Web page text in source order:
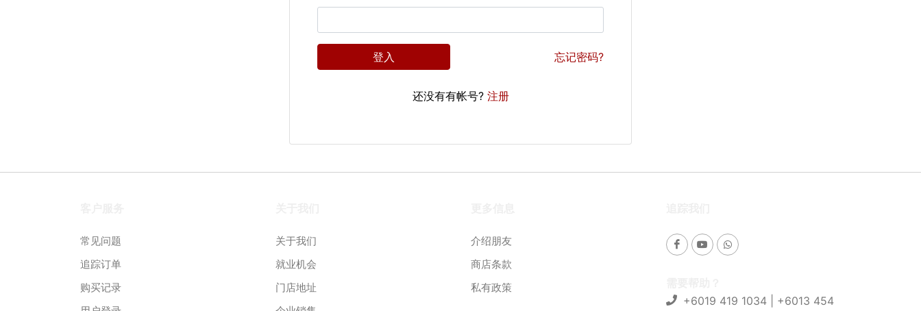
登入 忘记密码?
还没有有帐号? 注册
常见问题
追踪订单
购买记录
关于我们
就业机会
门店地址
介绍朋友
商店条款
私有政策
+6019 419 1034 | +6013 454